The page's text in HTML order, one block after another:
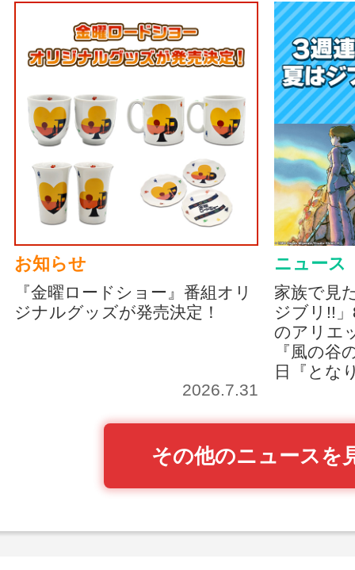
お知らせ
『金曜ロードショー』番組オリ
ジナルグッズが発売決定！
2026.7.31
ニュース
家族で見
ジブリ!!
のアリエ
『風の谷
日『とな
その他のニュースを